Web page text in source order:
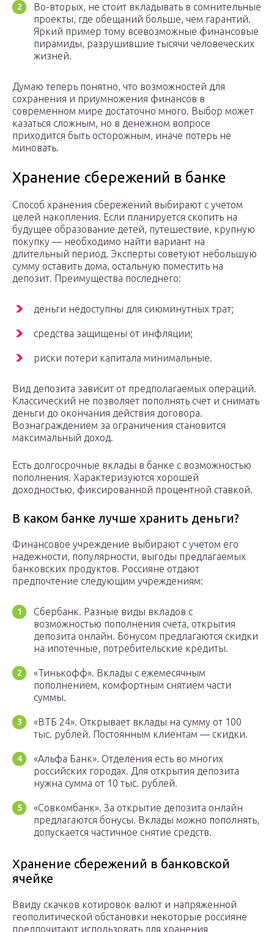
Во-вторых, не стоит вкладывать в сомнительные
проекты, где обещаний больше, чем гарантий.
Яркий пример тому всевозможные финансовые
пирамиды, разрушившие тысячи человеческих
жизней.
Думаю теперь понятно, что возможностей для
сохранения и приумножения финансов в
современном мире достаточно много. Выбор может
казаться сложным, но в денежном вопросе
приходится быть осторожным, иначе потерь не
миновать.
Хранение сбережений в банке
Способ хранения сбережений выбирают с учетом
целей накопления. Если планируется скопить на
будущее образование детей, путешествие, крупную
покупку — необходимо найти вариант на
длительный период. Эксперты советуют небольшую
сумму оставить дома, остальную поместить на
депозит. Преимущества последнего:
деньги недоступны для сиюминутных трат;
средства защищены от инфляции;
риски потери капитала минимальные.
Вид депозита зависит от предполагаемых операций.
Классический не позволяет пополнять счет и снимать
деньги до окончания действия договора.
Вознаграждением за ограничения становится
максимальный доход.
Есть долгосрочные вклады в банке с возможностью
пополнения. Характеризуются хорошей
доходностью, фиксированной процентной ставкой.
В каком банке лучше хранить деньги?
Финансовое учреждение выбирают с учетом его
надежности, популярности, выгоды предлагаемых
банковских продуктов. Россияне отдают
предпочтение следующим учреждениям:
Сбербанк. Разные виды вкладов с
возможностью пополнения счета, открытия
депозита онлайн. Бонусом предлагаются скидки
на ипотечные, потребительские кредиты.
«Тинькофф». Вклады с ежемесячным
пополнением, комфортным снятием части
суммы.
«ВТБ 24». Открывает вклады на сумму от 100
тыс. рублей. Постоянным клиентам — скидки.
«Альфа Банк». Отделения есть во многих
российских городах. Для открытия депозита
нужна сумма от 10 тыс. рублей.
«Совкомбанк». За открытие депозита онлайн
предлагаются бонусы. Вклады можно пополнять,
допускается частичное снятие средств.
Хранение сбережений в банковской
ячейке
Ввиду скачков котировок валют и напряженной
геополитической обстановки некоторые россияне
предпочитают использовать для хранения